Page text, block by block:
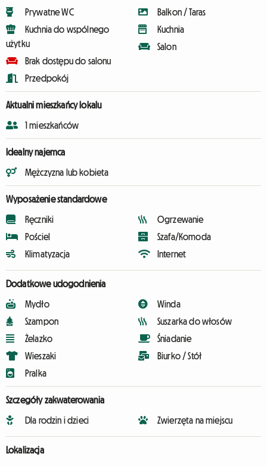
Prywatne WC
Kuchnia do wspólnego
użytku
Brak dostępu do salonu
Przedpokój
Balkon / Taras
Kuchnia
Salon
Aktualni mieszkańcy lokalu
1 mieszkańców
Idealny najemca
Mężczyzna lub kobieta
Wyposażenie standardowe
Ręczniki
Pościel
Klimatyzacja
Ogrzewanie
Szafa/Komoda
Internet
Dodatkowe udogodnienia
Mydło
Szampon
Żelazko
Wieszaki
Pralka
Winda
Suszarka do włosów
Śniadanie
Biurko / Stół
Szczegóły zakwaterowania
Dla rodzin i dzieci Zwierzęta na miejscu
Lokalizacja